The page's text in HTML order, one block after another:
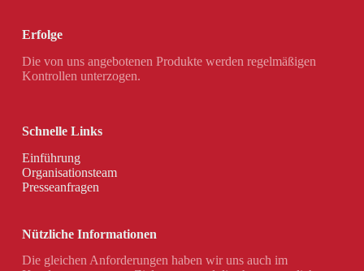
Erfolge
Die von uns angebotenen Produkte werden regelmäßigen
Kontrollen unterzogen.
Schnelle Links
Einführung
Organisationsteam
Presseanfragen
Nützliche Informationen
Die gleichen Anforderungen haben wir uns auch im